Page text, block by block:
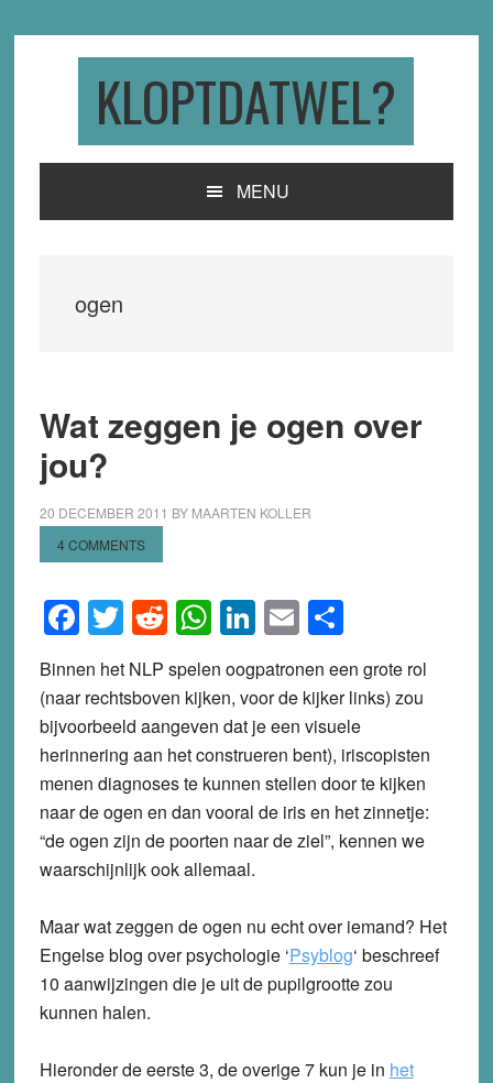
KLOPTDATWEL?
MENU
ogen
Wat zeggen je ogen over
jou?
20 DECEMBER 2011 BY MAARTEN KOLLER
4 COMMENTS
Facebook
Twitter
Reddit
WhatsApp
LinkedIn
EmailShare
Binnen het NLP spelen oogpatronen een grote rol
(naar rechtsboven kijken, voor de kijker links) zou
bijvoorbeeld aangeven dat je een visuele
herinnering aan het construeren bent), iriscopisten
menen diagnoses te kunnen stellen door te kijken
naar de ogen en dan vooral de iris en het zinnetje:
“de ogen zijn de poorten naar de ziel”, kennen we
waarschijnlijk ook allemaal.
Maar wat zeggen de ogen nu echt over iemand? Het
Engelse blog over psychologie ‘Psyblog‘ beschreef
10 aanwijzingen die je uit de pupilgrootte zou
kunnen halen.
Hieronder de eerste 3, de overige 7 kun je in het